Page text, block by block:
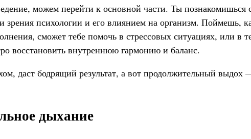
можем перейти к основной части. Ты познакомишься
психологии и его влиянием на организм. Поймешь,
сможет тебе помочь в стрессовых ситуациях, или в
восстановить внутреннюю гармонию и баланс.
даст бодрящий результат, а вот продолжительный выдох
дыхание